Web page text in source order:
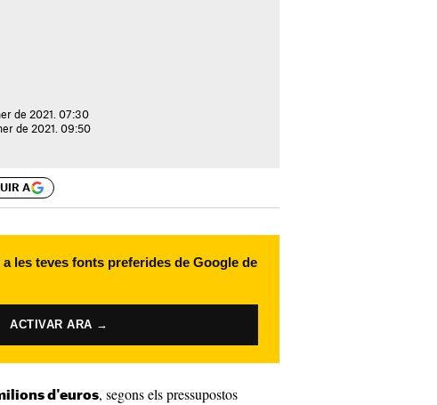
de 2021. 07:30
de 2021. 09:50
A
les teves fonts preferides de Google de
ACTIVAR ARA →
d'euros, segons els pressupostos